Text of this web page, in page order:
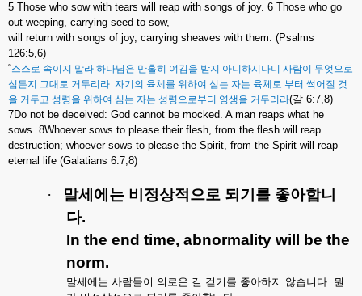
5 Those who sow with tears will reap with songs of joy. 6 Those who go
out weeping, carrying seed to sow,
will return with songs of joy, carrying sheaves with them. (Psalms
126:5,6)
“스스로 속이지 말라 하나님은 만홀히 여김을 받지 아니하시나니 사람이
무엇으로
심든지 그대로 거두리라. 자기의 육체를 위하여 심는 자는 육체로 부터 썩어질 것
을 거두고 성령을 위하여 심는 자는 성령으로부터 영생을 거두리라(갈 6:7,8)
7Do not be deceived: God cannot be mocked. A man reaps what he
sows. 8Whoever sows to please their flesh, from the flesh will reap
destruction; whoever sows to please the Spirit, from the Spirit will reap
eternal life (Galatians 6:7,8)
· 말세에는 비정상적으로 되기를 좋아합니
다.
In the end time, abnormality will be the
norm.
말세에는 사람들이 의로운 길 걷기를 좋아하지 않습니다. 뭔